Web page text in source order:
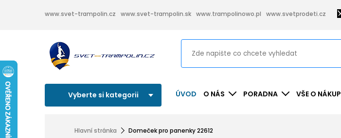
www.svet-trampolin.cz www.svet-trampolin.sk www.trampolinowo.pl www.svetprodeti.cz
Vyberte si kategorii ÚVOD O NÁS PORADNA VŠE O
Hlavní stránka Domeček pro panenky 22612